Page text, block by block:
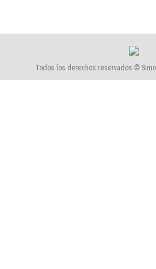
Todos los derechos reservados ©